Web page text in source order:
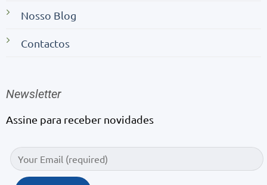
Nosso Blog
Contactos
Newsletter
Assine para receber novidades